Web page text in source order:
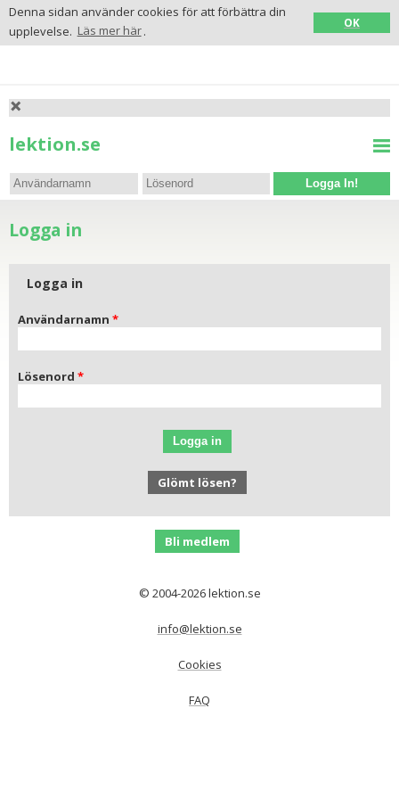
Denna sidan använder cookies för att förbättra din
upplevelse. Läs mer här.
OK
lektion.se
Logga In!
Logga in
Logga in
Användarnamn
Lösenord
Logga in
Glömt lösen?
Bli medlem
© 2004-2026 lektion.se
info@lektion.se
Cookies
FAQ